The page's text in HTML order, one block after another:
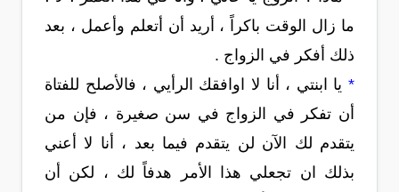
ما زال الوقت باكراً ، أريد أن أتعلم وأعمل ، بعد
ذلك أفكر في الزواج .
* يا ابنتي ، أنا لا اوافقك الرأيي ، فالأصلح للفتاة
أن تفكر في الزواج في سن صغيرة ، فإن من
يتقدم لك الآن لن يتقدم فيما بعد ، أنا لا أعني
بذلك ان تجعلي هذا الأمر هدفاً لك ، لكن أن